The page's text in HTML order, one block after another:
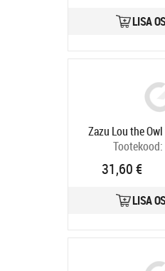
LISA
Zazu Lou the
Tootekood:
31,60 €
LISA